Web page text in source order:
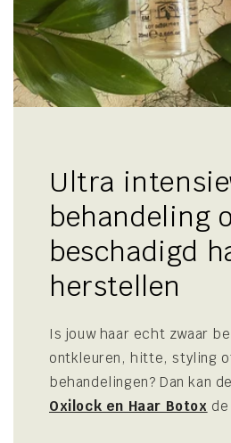
Ultra
behandeling
beschadigd
herstellen
Is jouw haar echt zwaar
ontkleuren, hitte, styling
behandelingen? Dan kan
Oxilock en Haar Botox